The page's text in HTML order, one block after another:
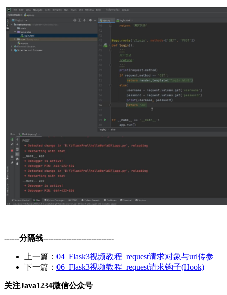
------分隔线----------------------------
上一篇： 04_Flask3视频教程_request请求对象与url传参
下一篇： 06_Flask3视频教程_request请求钩子(Hook)
关注Java1234微信公众号